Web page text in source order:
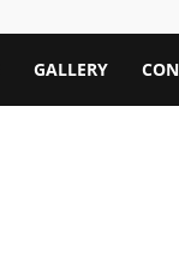
GALLERY